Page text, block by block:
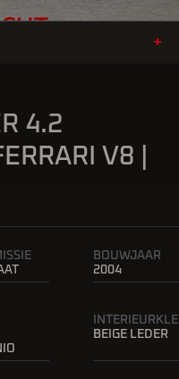
+
4.2
V8 |
BOUWJAAR
2004
BEIGE LEDER